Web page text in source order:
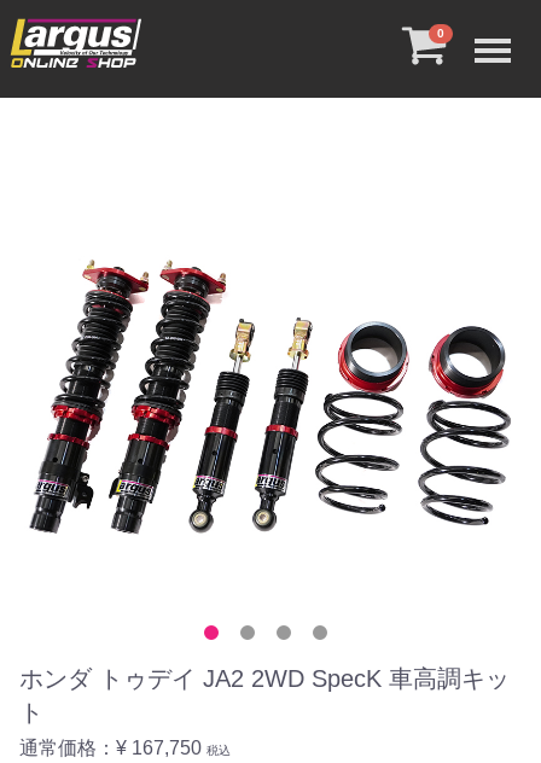
0
ホンダ トゥデイ JA2 2WD SpecK 車高調キッ
ト
通常価格： ¥ 167,750 税込